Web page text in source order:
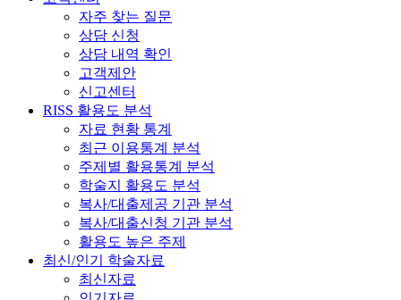
자주 찾는 질문
상담 신청
상담 내역 확인
고객제안
신고센터
RISS 활용도 분석
자료 현황 통계
최근 이용통계 분석
주제별 활용통계 분석
학술지 활용도 분석
복사/대출제공 기관 분석
복사/대출신청 기관 분석
활용도 높은 주제
최신/인기 학술자료
최신자료